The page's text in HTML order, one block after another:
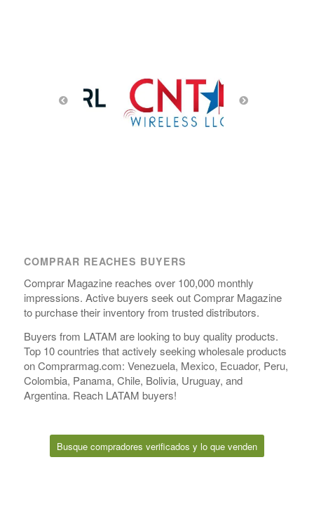
COMPRAR REACHES BUYERS
Comprar Magazine reaches over 100,000 monthly
impressions. Active buyers seek out Comprar Magazine
to purchase their inventory from trusted distributors.
Buyers from LATAM are looking to buy quality products.
Top 10 countries that actively seeking wholesale products
on Comprarmag.com: Venezuela, Mexico, Ecuador, Peru,
Colombia, Panama, Chile, Bolivia, Uruguay, and
Argentina. Reach LATAM buyers!
Busque compradores verificados y lo que venden